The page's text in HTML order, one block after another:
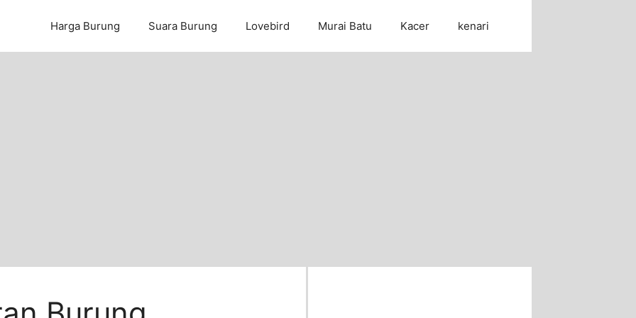
Harga Burung Suara Burung Lovebird Murai Batu Kacer kenari